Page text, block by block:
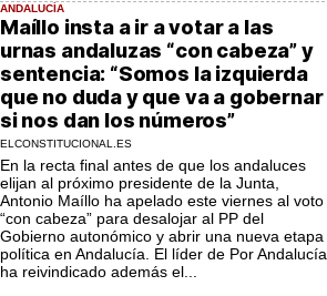
ANDALUCÍA
Maíllo insta a ir a votar a las
urnas andaluzas “con cabeza” y
sentencia: “Somos la izquierda
que no duda y que va a gobernar
si nos dan los números”
ELCONSTITUCIONAL.ES
En la recta final antes de que los andaluces
elijan al próximo presidente de la Junta,
Antonio Maíllo ha apelado este viernes al voto
“con cabeza” para desalojar al PP del
Gobierno autonómico y abrir una nueva etapa
política en Andalucía. El líder de Por Andalucía
ha reivindicado además el...